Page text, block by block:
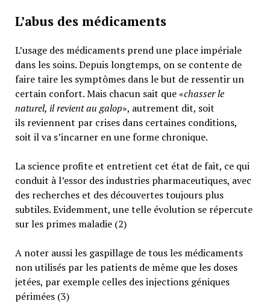
L’abus des médicaments
L’usage des médicaments prend une place impériale
dans les soins. Depuis longtemps, on se contente de
faire taire les symptômes dans le but de ressentir un
certain confort. Mais chacun sait que «chasser le
naturel, il revient au galop», autrement dit, soit
ils reviennent par crises dans certaines conditions,
soit il va s’incarner en une forme chronique.
La science profite et entretient cet état de fait, ce qui
conduit à l’essor des industries pharmaceutiques, avec
des recherches et des découvertes toujours plus
subtiles. Evidemment, une telle évolution se répercute
sur les primes maladie (2)
A noter aussi les gaspillage de tous les médicaments
non utilisés par les patients de même que les doses
jetées, par exemple celles des injections géniques
périmées (3)